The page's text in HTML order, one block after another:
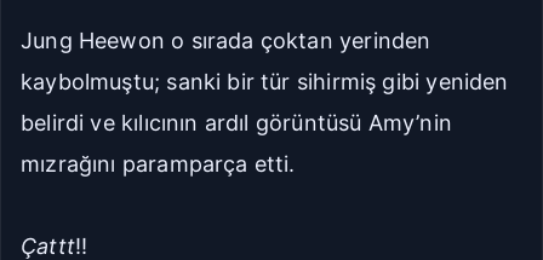
Jung Heewon o sırada çoktan yerinden
kaybolmuştu; sanki bir tür sihirmiş gibi yeniden
belirdi ve kılıcının ardıl görüntüsü Amy’nin
mızrağını paramparça etti.
Çattt!!